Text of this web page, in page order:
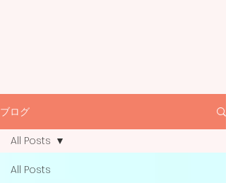
ブログ
All Posts
All Posts